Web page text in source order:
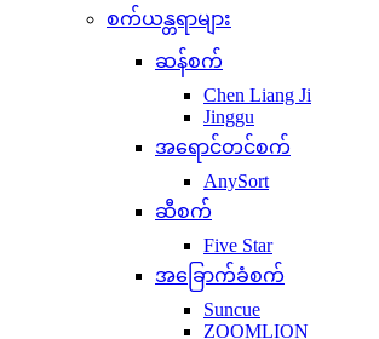
စက်ယန္တရာများ
ဆန်စက်
Chen Liang Ji
Jinggu
အရောင်တင်စက်
AnySort
ဆီစက်
Five Star
အခြောက်ခံစက်
Suncue
ZOOMLION